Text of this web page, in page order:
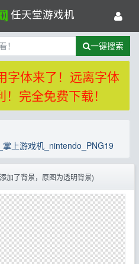
任天堂游戏机
一键搜索
体来了！远离字体
完全免费下载！
上游戏机_nintendo_PNG19
加了背景，原图为透明背景)